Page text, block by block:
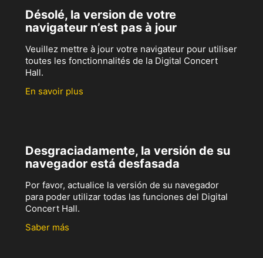
Désolé, la version de votre
navigateur n’est pas à jour
Veuillez mettre à jour votre navigateur pour utiliser
toutes les fonctionnalités de la Digital Concert
Hall.
En savoir plus
Desgraciadamente, la versión de su
navegador está desfasada
Por favor, actualice la versión de su navegador
para poder utilizar todas las funciones del Digital
Concert Hall.
Saber más